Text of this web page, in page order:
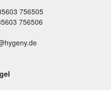
756505
756506